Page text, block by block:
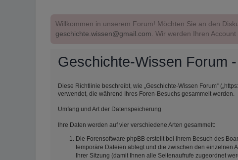
Willkommen in unserem Forum! Möchten Sie an den
geschichte.wissen@gmail.com. Wir werden Ihren Account
Geschichte-Wissen Forum
Diese Richtlinie beschreibt, wie „Geschichte-Wissen Forum“
verwendet, die während Ihres Foren-Besuchs gesammelt werden.
Umfang und Art der Datenspeicherung
Ihre Daten werden auf vier verschiedene Arten gesammelt:
Die Forensoftware phpBB erstellt bei Ihrem Besuch des
temporäre Dateien ablegt und die zwischen den einzelnen
Ihrer Sitzung (damit Ihnen alle Seitenaufrufe zugeordnet